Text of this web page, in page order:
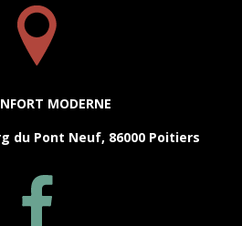
MODERNE
du Pont Neuf, 86000 Poitiers